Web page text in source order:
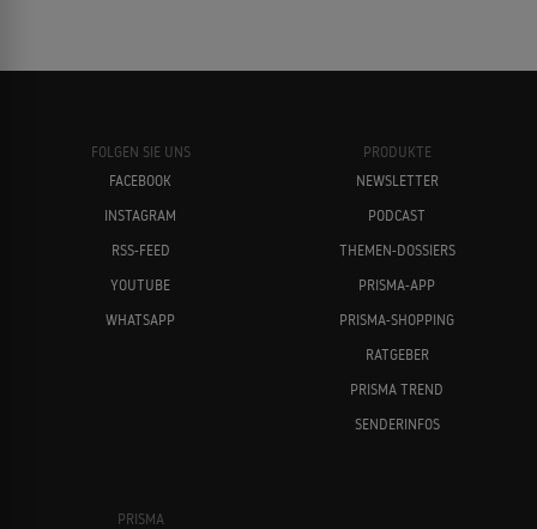
FOLGEN SIE UNS
FACEBOOK
INSTAGRAM
RSS-FEED
YOUTUBE
WHATSAPP
PRODUKTE
NEWSLETTER
PODCAST
THEMEN-DOSSIERS
PRISMA-APP
PRISMA-SHOPPING
RATGEBER
PRISMA TREND
SENDERINFOS
PRISMA